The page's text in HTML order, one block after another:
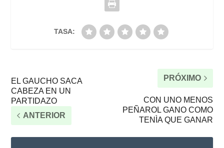
TASA:
EL GAUCHO SACA
CABEZA EN UN
PARTIDAZO
ANTERIOR
PRÓXIMO
CON UNO MENOS
PEÑAROL GANO COMO
TENÌA QUE GANAR